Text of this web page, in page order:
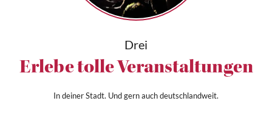
Drei
Erlebe tolle Veranstaltungen
In deiner Stadt. Und gern auch deutschlandweit.